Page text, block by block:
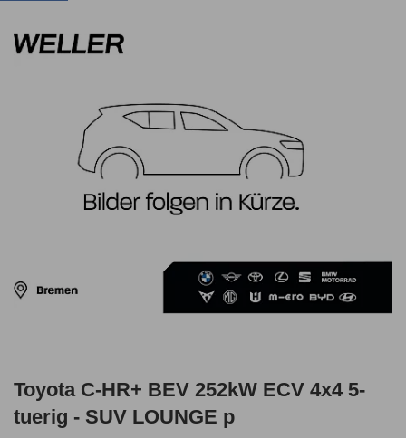
Toyota C-HR+ BEV 252kW ECV 4x4 5-
tuerig - SUV LOUNGE p